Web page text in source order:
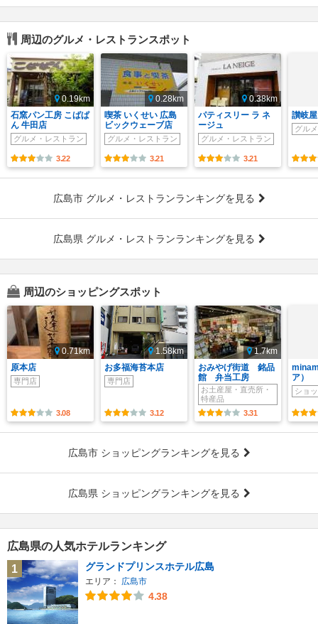
周辺のグルメ・レストランスポット
0.19km
石窯パン工房 こばぱ
ん 牛田店
グルメ・レストラン
3.22
0.28km
喫茶 いくせい 広島
ビックウェーブ店
グルメ・レストラン
3.21
0.38km
パティスリー ラ ネ
ージュ
グルメ・レストラン
3.21
讃岐
グル
広島市 グルメ・レストランランキングを見る
広島県 グルメ・レストランランキングを見る
周辺のショッピングスポット
0.71km
原本店
専門店
3.08
1.58km
お多福海苔本店
専門店
3.12
1.7km
おみやげ街道 銘品
館 弁当工房
お土産屋・直売所・
特産品
3.31
ア）
ショ
広島市 ショッピングランキングを見る
広島県 ショッピングランキングを見る
広島県の人気ホテルランキング
1
グランドプリンスホテル広島
エリア： 広島市
4.38